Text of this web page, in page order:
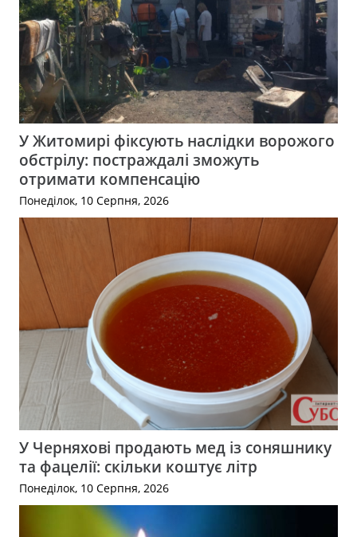
У Житомирі фіксують наслідки ворожого
обстрілу: постраждалі зможуть
отримати компенсацію
Понеділок, 10 Серпня, 2026
У Черняхові продають мед із соняшнику
та фацелії: скільки коштує літр
Понеділок, 10 Серпня, 2026